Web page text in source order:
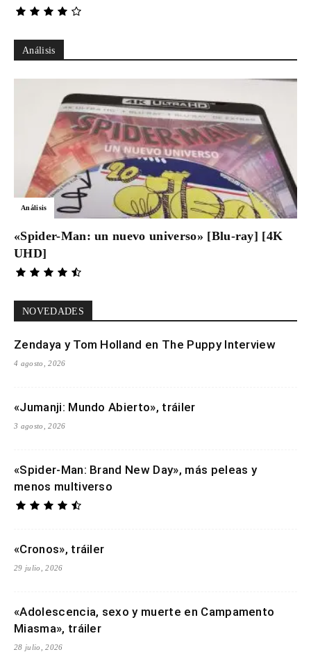
Análisis
Análisis
«Spider-Man: un nuevo universo» [Blu-ray] [4K
UHD]
NOVEDADES
Zendaya y Tom Holland en The Puppy Interview
4 agosto, 2026
«Jumanji: Mundo Abierto», tráiler
3 agosto, 2026
«Spider-Man: Brand New Day», más peleas y
menos multiverso
«Cronos», tráiler
29 julio, 2026
«Adolescencia, sexo y muerte en Campamento
Miasma», tráiler
28 julio, 2026